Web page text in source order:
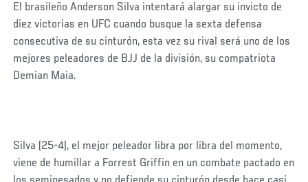
El brasileño Anderson Silva intentará alargar su invicto de
diez victorias en UFC cuando busque la sexta defensa
consecutiva de su cinturón, esta vez su rival será uno de los
mejores peleadores de BJJ de la división, su compatriota
Demian Maia.
Silva (25-4), el mejor peleador libra por libra del momento,
viene de humillar a Forrest Griffin en un combate pactado en